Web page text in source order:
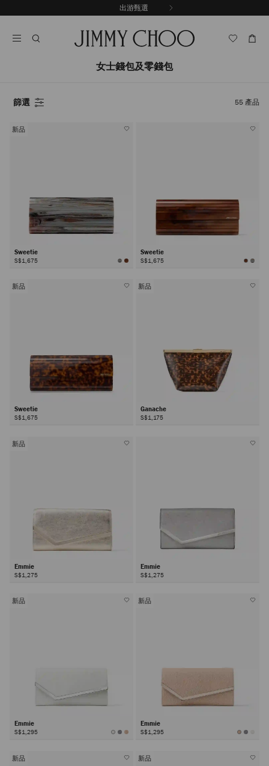
至
出游甄選
女士錢包及零錢包
篩選 55 產品
新品
Sweetie
S$1,675
Sweetie
S$1,675
新品
Sweetie
S$1,675
新品
Ganache
S$1,175
新品
Emmie
S$1,275
Emmie
S$1,275
新品
Emmie
S$1,295
新品
Emmie
S$1,295
新品 新品